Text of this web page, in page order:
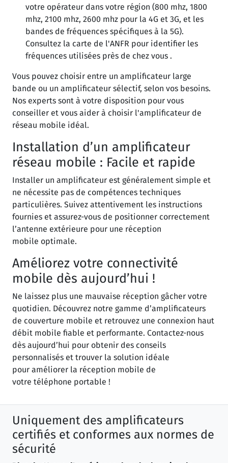
votre opérateur dans votre région (800 mhz, 1800
mhz, 2100 mhz, 2600 mhz pour la 4G et 3G, et les
bandes de fréquences spécifiques à la 5G).
Consultez la carte de l'ANFR pour identifier les
fréquences utilisées près de chez vous .
Vous pouvez choisir entre un amplificateur large
bande ou un amplificateur sélectif, selon vos besoins.
Nos experts sont à votre disposition pour vous
conseiller et vous aider à choisir l'amplificateur de
réseau mobile idéal.
Installation d’un amplificateur
réseau mobile : Facile et rapide
Installer un amplificateur est généralement simple et
ne nécessite pas de compétences techniques
particulières. Suivez attentivement les instructions
fournies et assurez-vous de positionner correctement
l’antenne extérieure pour une réception
mobile optimale.
Améliorez votre connectivité
mobile dès aujourd’hui !
Ne laissez plus une mauvaise réception gâcher votre
quotidien. Découvrez notre gamme d’amplificateurs
de couverture mobile et retrouvez une connexion haut
débit mobile fiable et performante. Contactez-nous
dès aujourd’hui pour obtenir des conseils
personnalisés et trouver la solution idéale
pour améliorer la réception mobile de
votre téléphone portable !
Uniquement des amplificateurs
certifiés et conformes aux normes de
sécurité